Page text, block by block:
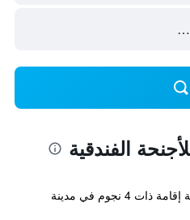
الفندقية
توفر فندق امباسي للأجنحة الفندقية إقامة ذات 4 نجوم في مدينة